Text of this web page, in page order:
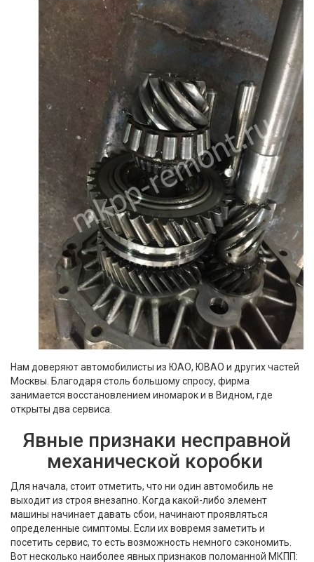
Нам доверяют автомобилисты из ЮАО, ЮВАО и других частей
Москвы. Благодаря столь большому спросу, фирма
занимается восстановлением иномарок и в Видном, где
открыты два сервиса.
Явные признаки несправной
механической коробки
Для начала, стоит отметить, что ни один автомобиль не
выходит из строя внезапно. Когда какой-либо элемент
машины начинает давать сбои, начинают проявляться
определенные симптомы. Если их вовремя заметить и
посетить сервис, то есть возможность немного сэкономить.
Вот несколько наиболее явных признаков поломанной МКПП: